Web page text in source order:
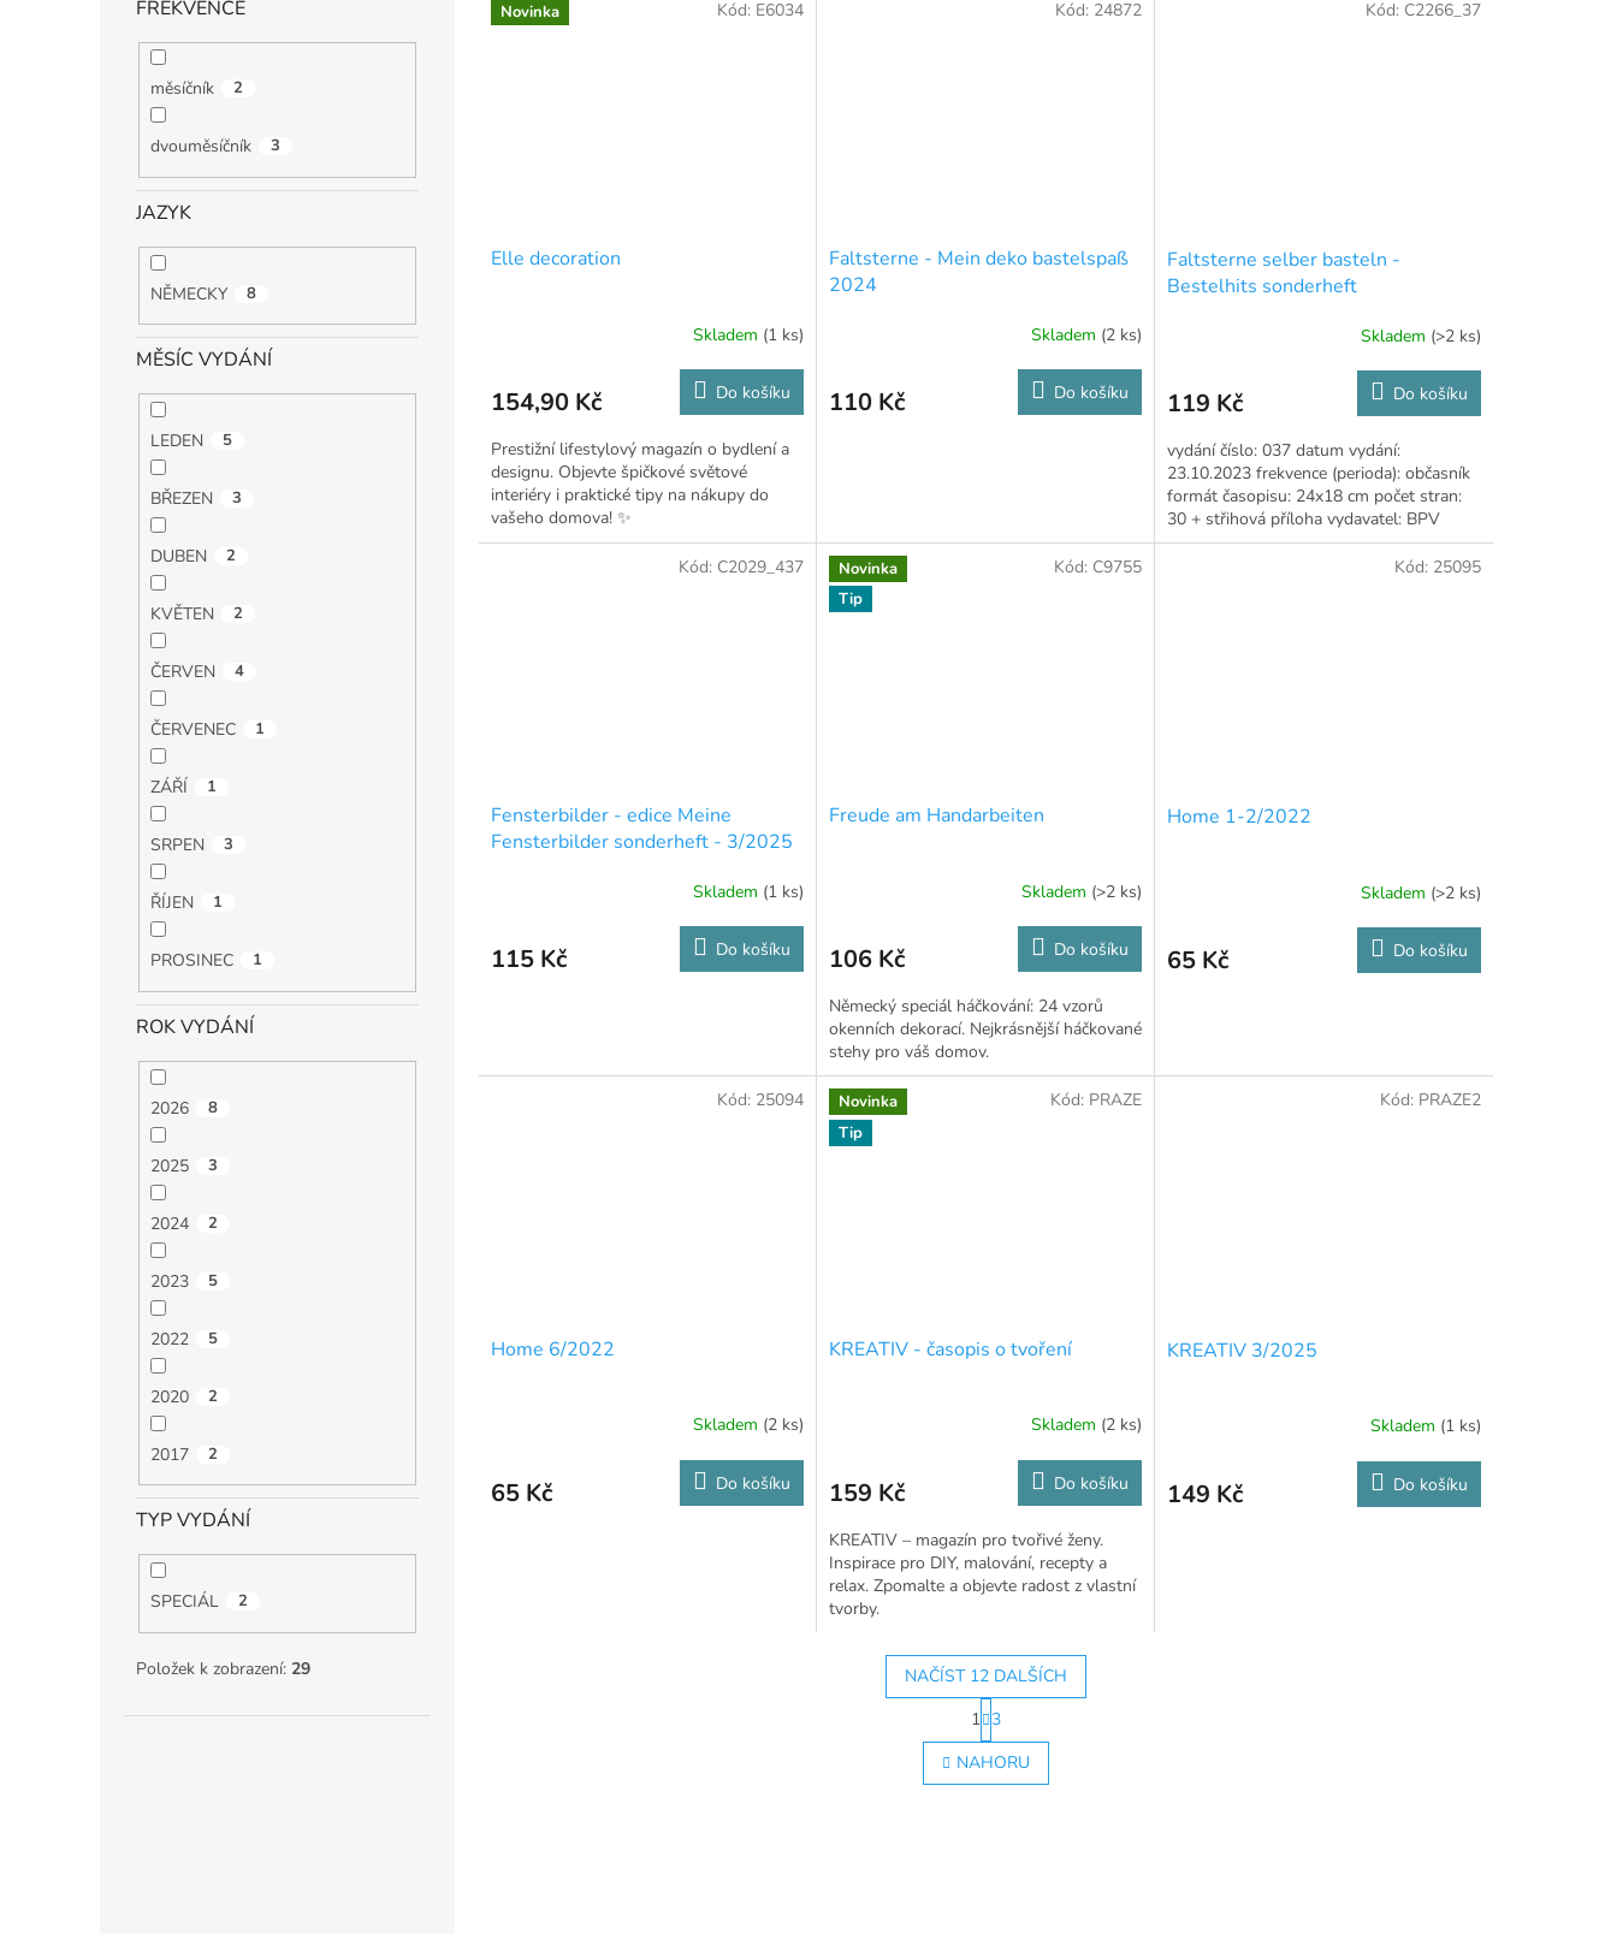
FREKVENCE
měsíčník 2
dvouměsíčník 3
JAZYK
NĚMECKY 8
MĚSÍC VYDÁNÍ
LEDEN 5
BŘEZEN 3
DUBEN 2
KVĚTEN 2
ČERVEN 4
ČERVENEC 1
ZÁŘÍ 1
SRPEN 3
ŘÍJEN 1
PROSINEC 1
ROK VYDÁNÍ
2026 8
2025 3
2024 2
2023 5
2022 5
2020 2
2017 2
TYP VYDÁNÍ
SPECIÁL 2
Položek k zobrazení: 29
Novinka
Elle decoration
Skladem (1 ks)
154,90 Kč Do košíku
Prestižní lifestylový magazín o bydlení a
designu. Objevte špičkové světové
interiéry i praktické tipy na nákupy do
vašeho domova! ✨
Kód: E6034
Faltsterne - Mein deko bastelspaß
2024
Skladem (2 ks)
110 Kč Do košíku
Kód: 24872
Faltsterne selber basteln -
Bestelhits sonderheft
Skladem (>2 ks)
119 Kč Do košíku
vydání číslo: 037 datum vydání:
23.10.2023 frekvence (perioda): občasník
formát časopisu: 24x18 cm počet stran:
30 + střihová příloha vydavatel: BPV
Medien jazyk: německy
Kód: C2266_37
Fensterbilder - edice Meine
Fensterbilder sonderheft - 3/2025
Skladem (1 ks)
115 Kč Do košíku
Kód: C2029_437
Novinka
Tip
Freude am Handarbeiten
Skladem (>2 ks)
106 Kč Do košíku
Německý speciál háčkování: 24 vzorů
okenních dekorací. Nejkrásnější háčkované
stehy pro váš domov.
Kód: C9755
Home 1-2/2022
Skladem (>2 ks)
65 Kč Do košíku
Kód: 25095
Home 6/2022
Skladem (2 ks)
65 Kč Do košíku
Kód: 25094
Novinka
Tip
KREATIV - časopis o tvoření
Skladem (2 ks)
159 Kč Do košíku
KREATIV – magazín pro tvořivé ženy.
Inspirace pro DIY, malování, recepty a
relax. Zpomalte a objevte radost z vlastní
tvorby.
Kód: PRAZE
KREATIV 3/2025
Skladem (1 ks)
149 Kč Do košíku
Kód: PRAZE2
O
v
NAČÍST 12 DALŠÍCH
S
t
r
á
n
1 3
NAHORU